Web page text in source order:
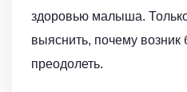
здоровью малыша.
выяснить, почему возник
преодолеть.